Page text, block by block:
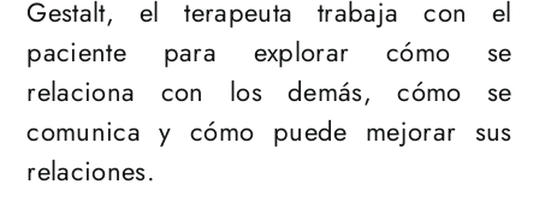
Gestalt, el terapeuta trabaja con el
paciente para explorar cómo se
relaciona con los demás, cómo se
comunica y cómo puede mejorar sus
relaciones.